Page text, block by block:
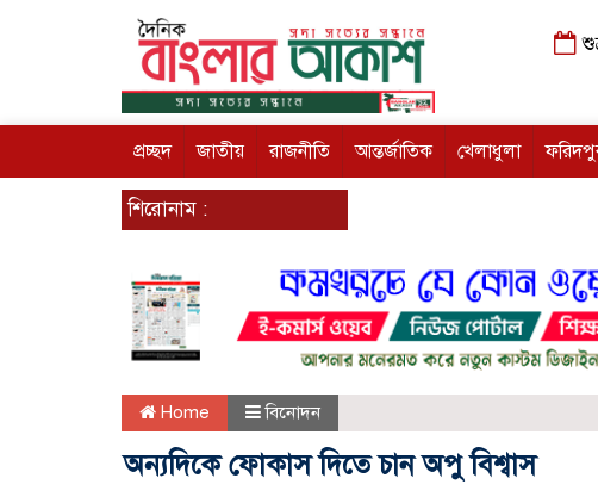
প্রচ্ছদ জাতীয় রাজনীতি আন্তর্জাতিক খেলাধুলা
শিরোনাম :
Home বিনোদন
অন্যদিকে ফোকাস দিতে চান অপু বিশ্বাস